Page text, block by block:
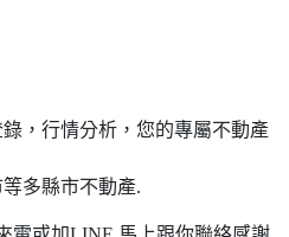
，行情分析，您的專屬不動產
多縣市不動產.